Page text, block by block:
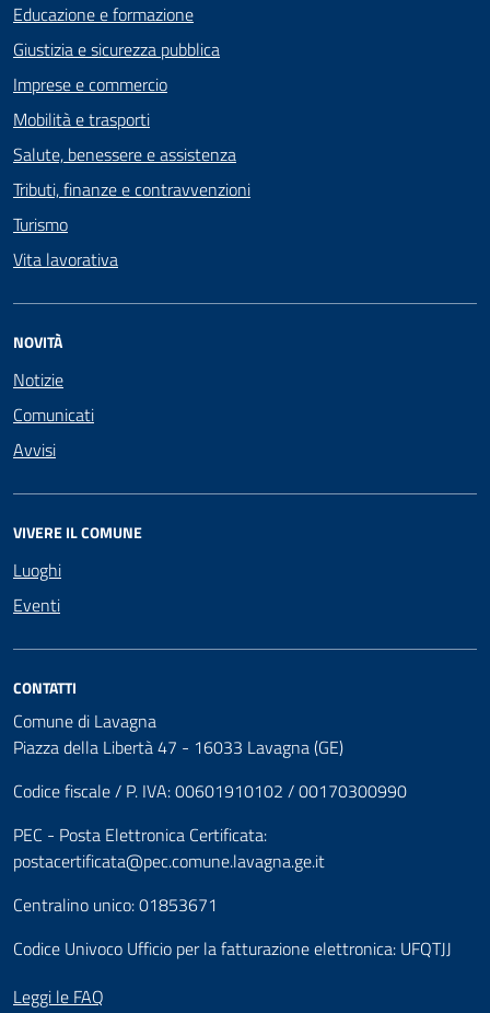
Educazione e formazione
Giustizia e sicurezza pubblica
Imprese e commercio
Mobilità e trasporti
Salute, benessere e assistenza
Tributi, finanze e contravvenzioni
Turismo
Vita lavorativa
NOVITÀ
Notizie
Comunicati
Avvisi
VIVERE IL COMUNE
Luoghi
Eventi
CONTATTI
Comune di Lavagna
Piazza della Libertà 47 - 16033 Lavagna (GE)
Codice fiscale / P. IVA: 00601910102 / 00170300990
PEC - Posta Elettronica Certificata:
postacertificata@pec.comune.lavagna.ge.it
Centralino unico: 01853671
Codice Univoco Ufficio per la fatturazione elettronica: UFQTJJ
Leggi le FAQ